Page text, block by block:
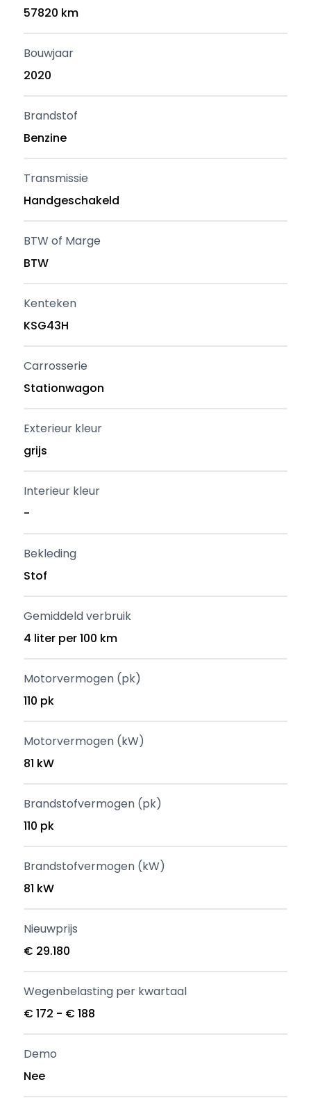
57820 km
Bouwjaar
2020
Brandstof
Benzine
Transmissie
Handgeschakeld
BTW of Marge
BTW
Kenteken
KSG43H
Carrosserie
Stationwagon
Exterieur kleur
grijs
Interieur kleur
-
Bekleding
Stof
Gemiddeld verbruik
4 liter per 100 km
Motorvermogen (pk)
110 pk
Motorvermogen (kW)
81 kW
Brandstofvermogen (pk)
110 pk
Brandstofvermogen (kW)
81 kW
Nieuwprijs
€ 29.180
Wegenbelasting per kwartaal
€ 172 - € 188
Demo
Nee